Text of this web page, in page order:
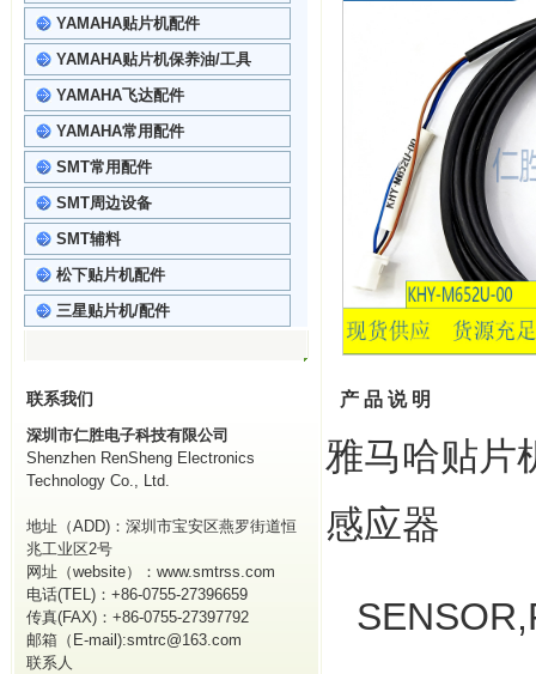
YAMAHA贴片机配件
YAMAHA贴片机保养油/工具
YAMAHA飞达配件
YAMAHA常用配件
SMT常用配件
SMT周边设备
SMT辅料
松下贴片机配件
三星贴片机/配件
联系我们
深圳市仁胜电子科技有限公司
Shenzhen RenSheng Electronics
Technology Co., Ltd.
地址（ADD)：深圳市宝安区燕罗街道恒
兆工业区2号
网址（website）：www.smtrss.com
电话(TEL)：+86-0755-27396659
传真(FAX)：+86-0755-27397792
邮箱（E-mail):smtrc@163.com
联系人
产 品 说 明
雅马哈贴片
感应器